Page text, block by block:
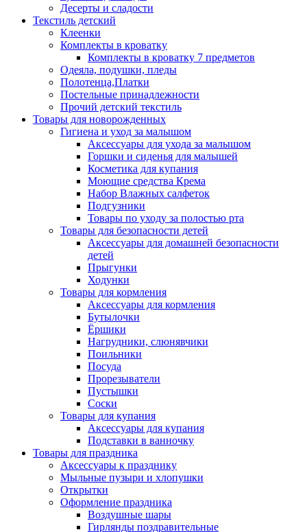
Десерты и сладости
Текстиль детский
Клеенки
Комплекты в кроватку
Комплекты в кроватку 7 предметов
Одеяла, подушки, пледы
Полотенца,Платки
Постельные принадлежности
Прочий детский текстиль
Товары для новорожденных
Гигиена и уход за малышом
Аксессуары для ухода за малышом
Горшки и сиденья для малышей
Косметика для купания
Моющие средства Крема
Набор Влажных салфеток
Подгузники
Товары по уходу за полостью рта
Товары для безопасности детей
Аксессуары для домашней безопасности
детей
Прыгунки
Ходунки
Товары для кормления
Аксессуары для кормления
Бутылочки
Ёршики
Нагрудники, слюнявчики
Поильники
Посуда
Прорезыватели
Пустышки
Соски
Товары для купания
Аксессуары для купания
Подставки в ванночку
Товары для праздника
Аксессуары к празднику
Мыльные пузыри и хлопушки
Открытки
Оформление праздника
Воздушные шары
Гирлянды поздравительные